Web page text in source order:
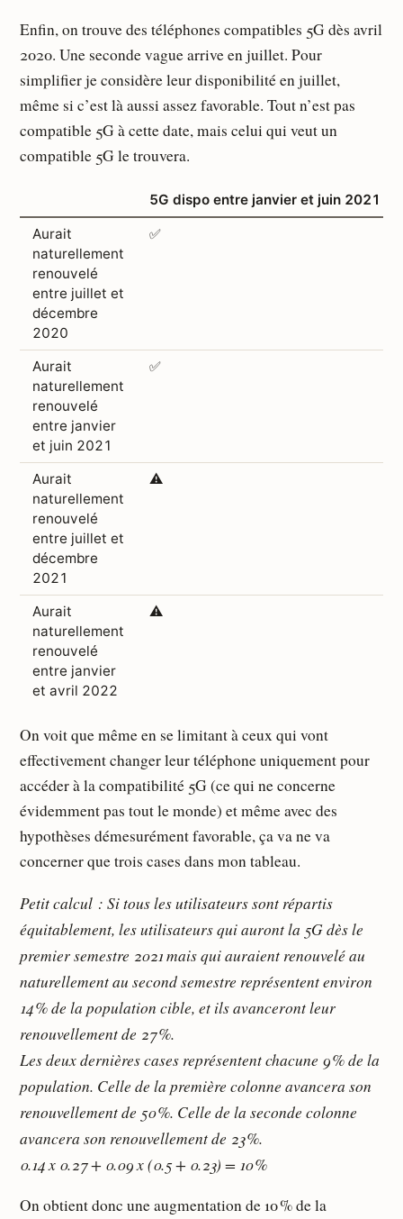
Enfin, on trouve des téléphones compatibles 5G dès avril
2020. Une seconde vague arrive en juillet. Pour
simplifier je considère leur disponibilité en juillet,
même si c’est là aussi assez favorable. Tout n’est pas
compatible 5G à cette date, mais celui qui veut un
compatible 5G le trouvera.
5G dispo entre janvier et juin 2021
Aurait
naturellement
renouvelé
entre juillet et
décembre
2020
✅
Aurait
naturellement
renouvelé
entre janvier
et juin 2021
✅
Aurait
naturellement
renouvelé
entre juillet et
décembre
2021
⚠️
Aurait
naturellement
renouvelé
entre janvier
et avril 2022
⚠️
On voit que même en se limitant à ceux qui vont
effectivement changer leur téléphone uniquement pour
accéder à la compatibilité 5G (ce qui ne concerne
évidemment pas tout le monde) et même avec des
hypothèses démesurément favorable, ça va ne va
concerner que trois cases dans mon tableau.
Petit calcul : Si tous les utilisateurs sont répartis
équitablement, les utilisateurs qui auront la 5G dès le
premier semestre 2021 mais qui auraient renouvelé au
naturellement au second semestre représentent environ
14 % de la population cible, et ils avanceront leur
renouvellement de 27 %.
Les deux dernières cases représentent chacune 9 % de la
population. Celle de la première colonne avancera son
renouvellement de 50 %. Celle de la seconde colonne
avancera son renouvellement de 23 %.
0.14 x 0.27 + 0.09 x (0.5 + 0.23) = 10 %
On obtient donc une augmentation de 10 % de la